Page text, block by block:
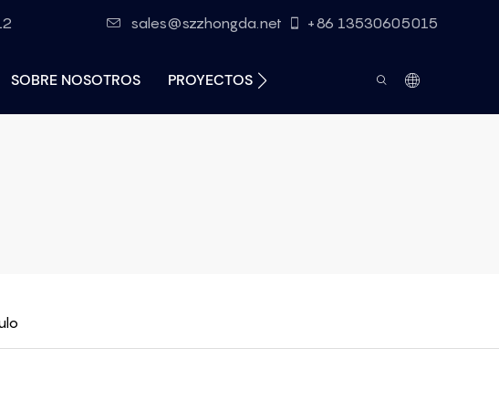
sales@szzhongda.net +86 13530605015
SOBRE NOSOTROS PROYECTOS CONTACTO